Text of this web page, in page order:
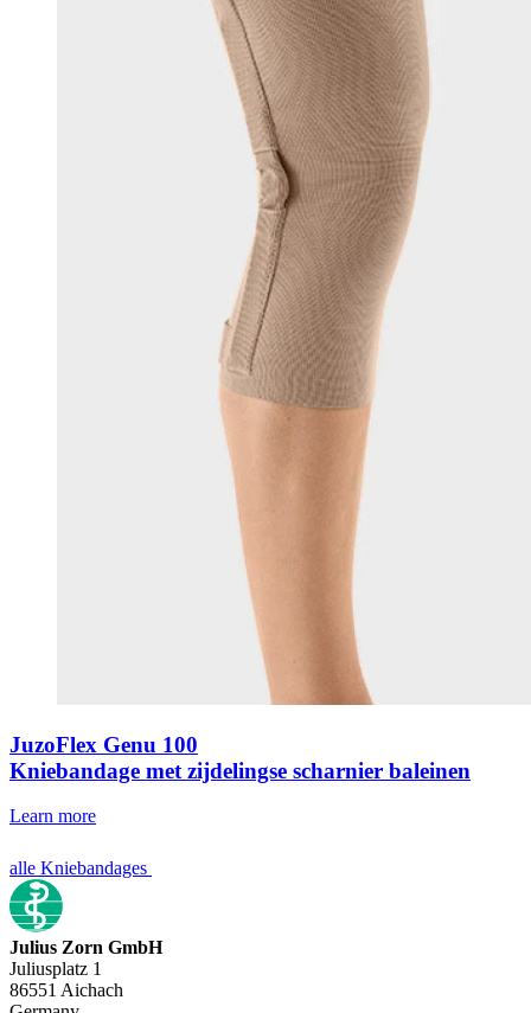
JuzoFlex Genu 100
Kniebandage met zijdelingse scharnier baleinen
Learn more
alle Kniebandages
Julius Zorn GmbH
Juliusplatz 1
86551 Aichach